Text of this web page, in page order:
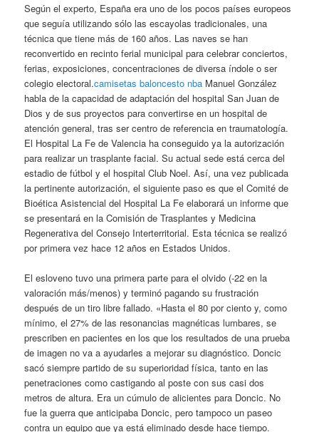
Según el experto, España era uno de los pocos países europeos
que seguía utilizando sólo las escayolas tradicionales, una
técnica que tiene más de 160 años. Las naves se han
reconvertido en recinto ferial municipal para celebrar conciertos,
ferias, exposiciones, concentraciones de diversa índole o ser
colegio electoral.camisetas baloncesto nba Manuel González
habla de la capacidad de adaptación del hospital San Juan de
Dios y de sus proyectos para convertirse en un hospital de
atención general, tras ser centro de referencia en traumatología.
El Hospital La Fe de Valencia ha conseguido ya la autorización
para realizar un trasplante facial. Su actual sede está cerca del
estadio de fútbol y el hospital Club Noel. Así, una vez publicada
la pertinente autorización, el siguiente paso es que el Comité de
Bioética Asistencial del Hospital La Fe elaborará un informe que
se presentará en la Comisión de Trasplantes y Medicina
Regenerativa del Consejo Interterritorial. Esta técnica se realizó
por primera vez hace 12 años en Estados Unidos.
El esloveno tuvo una primera parte para el olvido (-22 en la
valoración más/menos) y terminó pagando su frustración
después de un tiro libre fallado. «Hasta el 80 por ciento y, como
mínimo, el 27% de las resonancias magnéticas lumbares, se
prescriben en pacientes en los que los resultados de una prueba
de imagen no va a ayudarles a mejorar su diagnóstico. Doncic
sacó siempre partido de su superioridad física, tanto en las
penetraciones como castigando al poste con sus casi dos
metros de altura. Era un cúmulo de alicientes para Doncic. No
fue la guerra que anticipaba Doncic, pero tampoco un paseo
contra un equipo que ya está eliminado desde hace tiempo.